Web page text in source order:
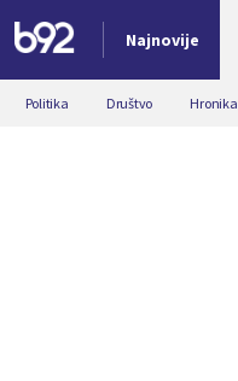
Najnovije
Nova vest
Politika Društvo Hronika